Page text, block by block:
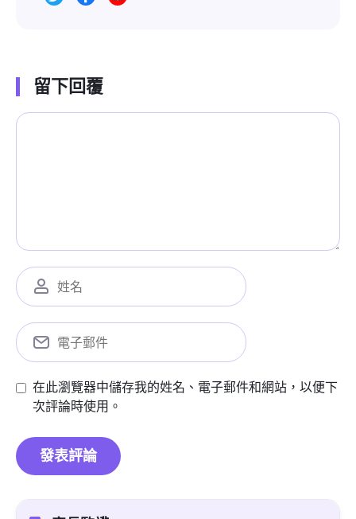
留下回覆
在此瀏覽器中儲存我的姓名、電子郵件和網站，以便下
次評論時使用。